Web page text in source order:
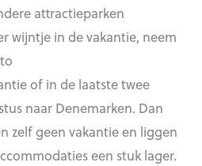
attractieparken
wijntje in de vakantie, neem
of in de laatste twee
naar Denemarken. Dan
zelf geen vakantie en liggen
een stuk lager.